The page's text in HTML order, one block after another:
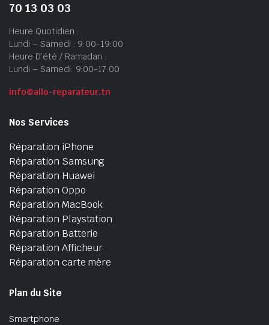
70 13 03 03
Heure Quotidien :
Lundi – Samedi : 9:00-19:00
Heure D’été / Ramadan :
Lundi – Samedi: 9:00-17:00
info@allo-reparateur.tn
Nos Services
Réparation iPhone
Réparation Samsung
Réparation Huawei
Réparation Oppo
Réparation MacBook
Réparation Playstation
Réparation Batterie
Réparation Afficheur
Réparation carte mère
Plan du Site
Smartphone